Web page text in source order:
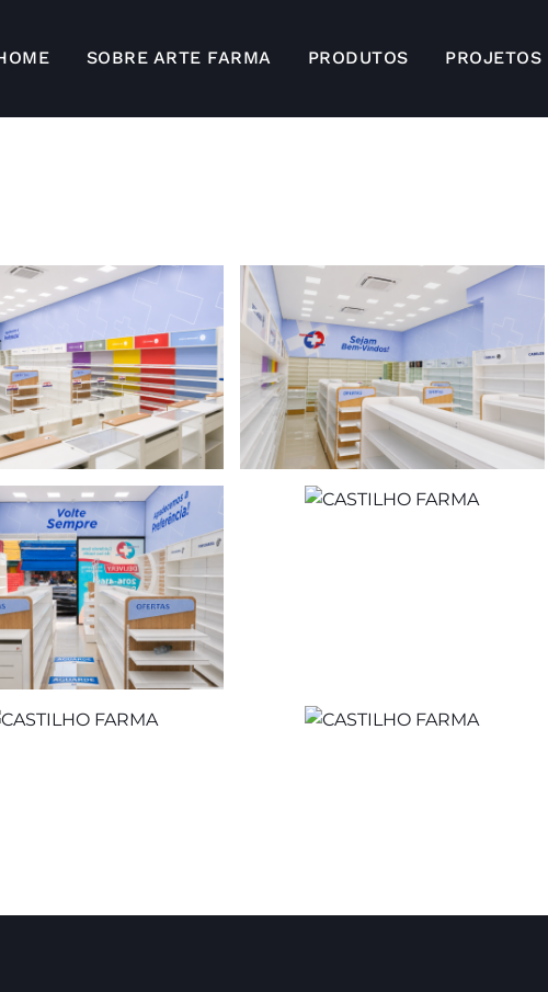
SOBRE ARTE FARMA PRODUTOS PROJETOS